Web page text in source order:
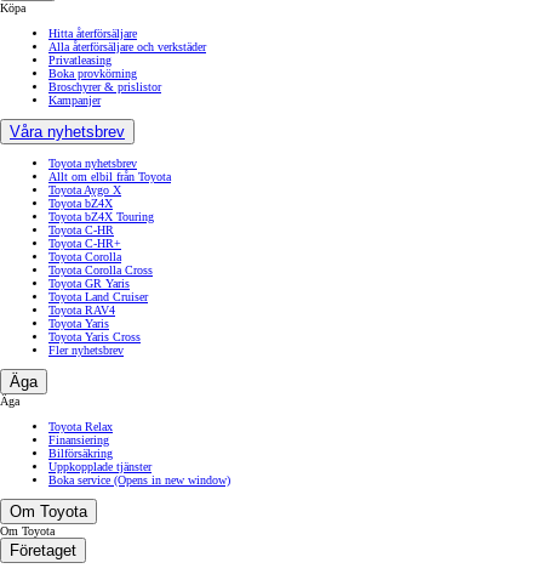
Köpa
Hitta återförsäljare
Alla återförsäljare och verkstäder
Privatleasing
Boka provkörning
Broschyrer & prislistor
Kampanjer
Våra nyhetsbrev
Toyota nyhetsbrev
Allt om elbil från Toyota
Toyota Aygo X
Toyota bZ4X
Toyota bZ4X Touring
Toyota C-HR
Toyota C-HR+
Toyota Corolla
Toyota Corolla Cross
Toyota GR Yaris
Toyota Land Cruiser
Toyota RAV4
Toyota Yaris
Toyota Yaris Cross
Fler nyhetsbrev
Äga
Äga
Toyota Relax
Finansiering
Bilförsäkring
Uppkopplade tjänster
Boka service (Opens in new window)
Om Toyota
Om Toyota
Företaget